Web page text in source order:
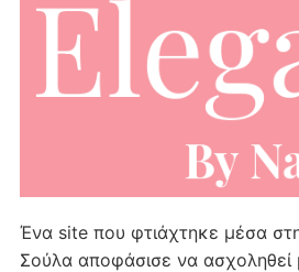
Ένα site που φτιάχτηκε μέσα
Σούλα αποφάσισε να ασχοληθεί